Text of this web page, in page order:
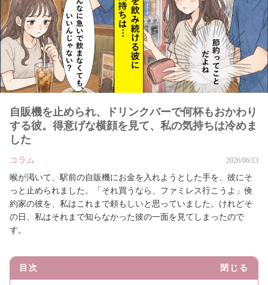
自販機を止められ、ドリンクバーで何杯もおかわり
する彼。得意げな横顔を見て、私の気持ちは冷めま
した
コラム 2026/06/13
喉が渇いて、駅前の自販機にお金を入れようとした手を、彼にそ
っと止められました。「それ買うなら、ファミレス行こうよ」倹
約家の彼を、私はこれまで頼もしいと思っていました。けれどそ
の日、私はそれまで知らなかった彼の一面を見てしまったので
す。
目次 閉じる